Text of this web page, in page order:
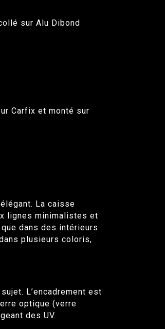
sur Alu Dibond
Carfix et monté sur
La caisse
lignes minimalistes et
dans des intérieurs
plusieurs coloris,
L’encadrement est
optique (verre
des UV.